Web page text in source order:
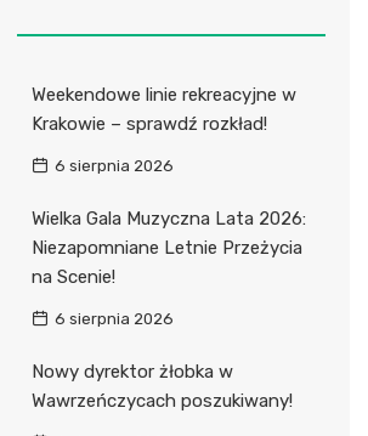
Weekendowe linie rekreacyjne w
Krakowie – sprawdź rozkład!
6 sierpnia 2026
Wielka Gala Muzyczna Lata 2026:
Niezapomniane Letnie Przeżycia
na Scenie!
6 sierpnia 2026
Nowy dyrektor żłobka w
Wawrzeńczycach poszukiwany!